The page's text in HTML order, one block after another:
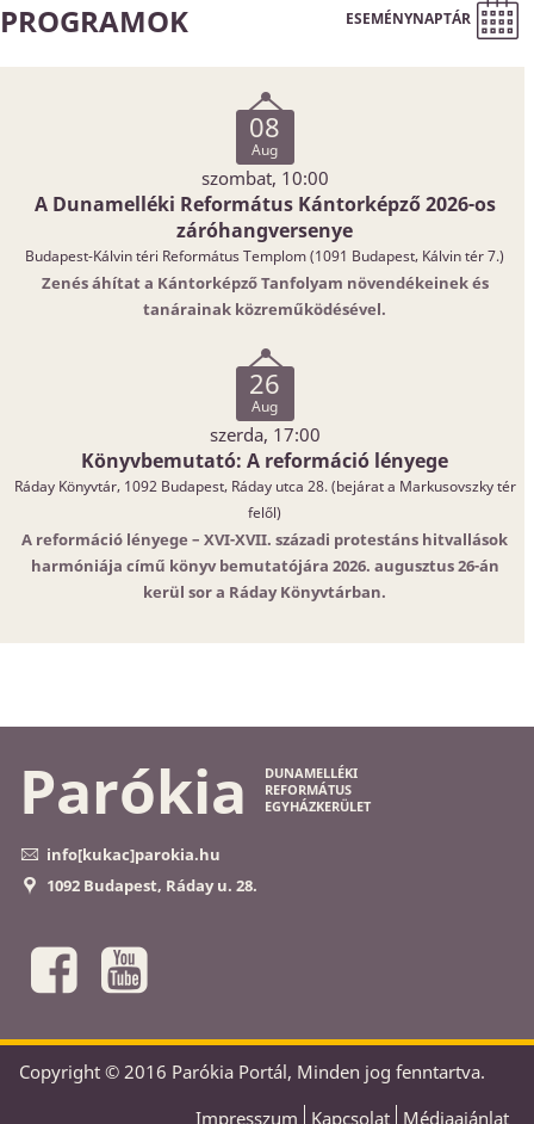
PROGRAMOK ESEMÉNYNAPTÁR
08
Aug
szombat, 10:00
A Dunamelléki Református Kántorképző 2026-os
záróhangversenye
Budapest-Kálvin téri Református Templom (1091 Budapest, Kálvin tér 7.)
Zenés áhítat a Kántorképző Tanfolyam növendékeinek és
tanárainak közreműködésével.
26
Aug
szerda, 17:00
Könyvbemutató: A reformáció lényege
Ráday Könyvtár, 1092 Budapest, Ráday utca 28. (bejárat a Markusovszky tér
felől)
A reformáció lényege – XVI-XVII. századi protestáns hitvallások
harmóniája című könyv bemutatójára 2026. augusztus 26-án
kerül sor a Ráday Könyvtárban.
Parókia
DUNAMELLÉKI
REFORMÁTUS
EGYHÁZKERÜLET
info[kukac]parokia.hu
1092 Budapest, Ráday u. 28.
Copyright © 2016 Parókia Portál, Minden jog fenntartva.
Impresszum
Kapcsolat Médiaajánlat